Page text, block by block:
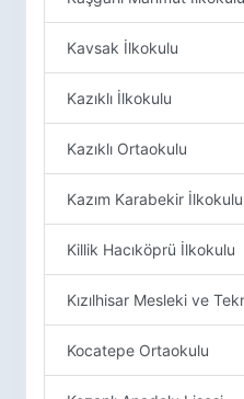
Kavsak İlkokulu
Kazıklı İlkokulu
Kazıklı Ortaokulu
Kazım Karabekir İlkokulu
Killik Hacıköprü İlkokulu
Kızılhisar Mesleki ve
Kocatepe Ortaokulu